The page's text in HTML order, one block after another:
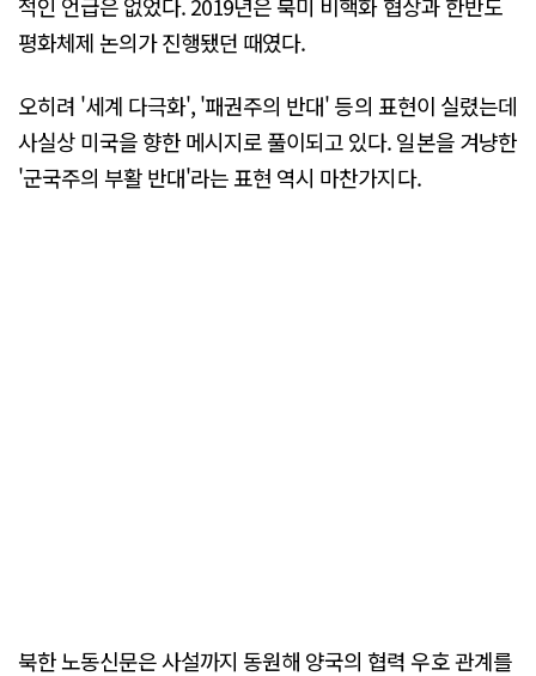
평화체제 논의가 진행됐던 때였다.
오히려 '세계 다극화', '패권주의 반대' 등의 표현이 실렸는데
사실상 미국을 향한 메시지로 풀이되고 있다. 일본을 겨냥한
'군국주의 부활 반대'라는 표현 역시 마찬가지다.
북한 노동신문은 사설까지 동원해 양국의 협력 우호 관계를